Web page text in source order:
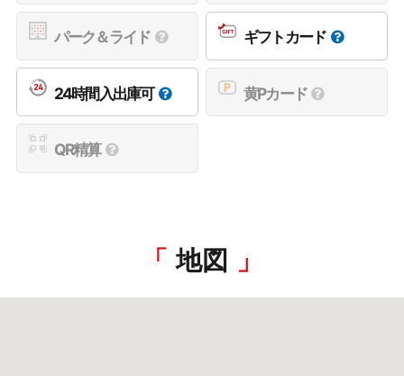
パーク＆ライド ギフトカード
24時間入出庫可 黄Pカード
QR精算
地図